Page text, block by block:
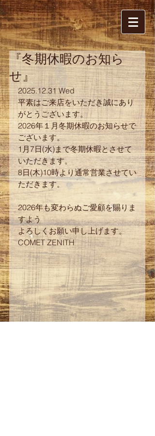
『冬期休暇のお知ら
せ』
2025.12.31 Wed
平素はご来店をいただき誠にあり
がとうございます。
2026年１月冬期休暇のお知らせで
ございます。
1月7日(水)まで冬期休暇とさせて
いただきます。
8日(木)10時より通常営業させてい
ただきます。
2026年も変わらぬご愛顧を賜りま
すよう
よろしくお願い申し上げます。
COMET ZENITH